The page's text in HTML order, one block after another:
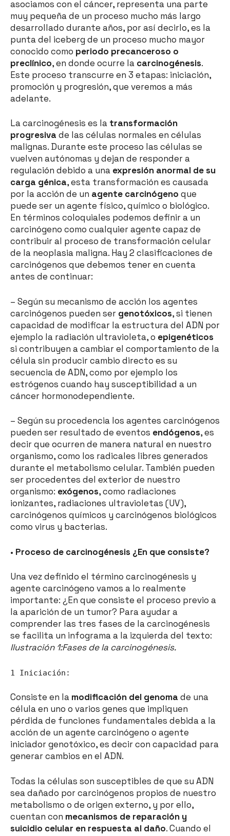
asociamos con el cáncer, representa una parte
muy pequeña de un proceso mucho más largo
desarrollado durante años, por así decirlo, es la
punta del iceberg de un proceso mucho mayor
conocido como periodo precanceroso o
preclínico, en donde ocurre la carcinogénesis.
Este proceso transcurre en 3 etapas: iniciación,
promoción y progresión, que veremos a más
adelante.
La carcinogénesis es la transformación
progresiva de las células normales en células
malignas. Durante este proceso las células se
vuelven autónomas y dejan de responder a
regulación debido a una expresión anormal de su
carga génica, esta transformación es causada
por la acción de un agente carcinógeno que
puede ser un agente físico, químico o biológico.
En términos coloquiales podemos definir a un
carcinógeno como cualquier agente capaz de
contribuir al proceso de transformación celular
de la neoplasia maligna. Hay 2 clasificaciones de
carcinógenos que debemos tener en cuenta
antes de continuar:
– Según su mecanismo de acción los agentes
carcinógenos pueden ser genotóxicos, si tienen
capacidad de modificar la estructura del ADN por
ejemplo la radiación ultravioleta, o epigenéticos
si contribuyen a cambiar el comportamiento de la
célula sin producir cambio directo es su
secuencia de ADN, como por ejemplo los
estrógenos cuando hay susceptibilidad a un
cáncer hormonodependiente.
– Según su procedencia los agentes carcinógenos
pueden ser resultado de eventos endógenos, es
decir que ocurren de manera natural en nuestro
organismo, como los radicales libres generados
durante el metabolismo celular. También pueden
ser procedentes del exterior de nuestro
organismo: exógenos, como radiaciones
ionizantes, radiaciones ultravioletas (UV),
carcinógenos químicos y carcinógenos biológicos
como virus y bacterias.
• Proceso de carcinogénesis ¿En que consiste?
Una vez definido el término carcinogénesis y
agente carcinógeno vamos a lo realmente
importante: ¿En que consiste el proceso previo a
la aparición de un tumor? Para ayudar a
comprender las tres fases de la carcinogénesis
se facilita un infograma a la izquierda del texto:
Ilustración 1:Fases de la carcinogénesis.
1 Iniciación:
Consiste en la modificación del genoma de una
célula en uno o varios genes que impliquen
pérdida de funciones fundamentales debida a la
acción de un agente carcinógeno o agente
iniciador genotóxico, es decir con capacidad para
generar cambios en el ADN.
Todas la células son susceptibles de que su ADN
sea dañado por carcinógenos propios de nuestro
metabolismo o de origen externo, y por ello,
cuentan con mecanismos de reparación y
suicidio celular en respuesta al daño. Cuando el